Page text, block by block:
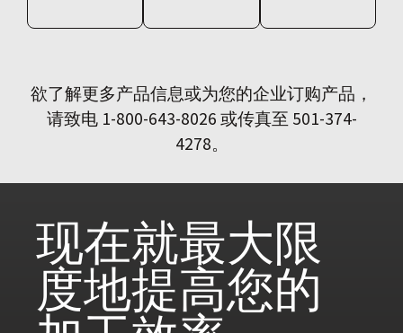
欲了解更多产品信息或为您的企业订购产品，
请致电 1-800-643-8026 或传真至 501-374-
4278。
现在就最大限
度地提高您的